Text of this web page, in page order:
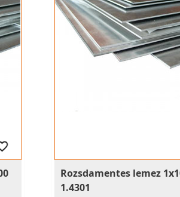
Rozsdamentes lemez 1x1000x2000
1.4301